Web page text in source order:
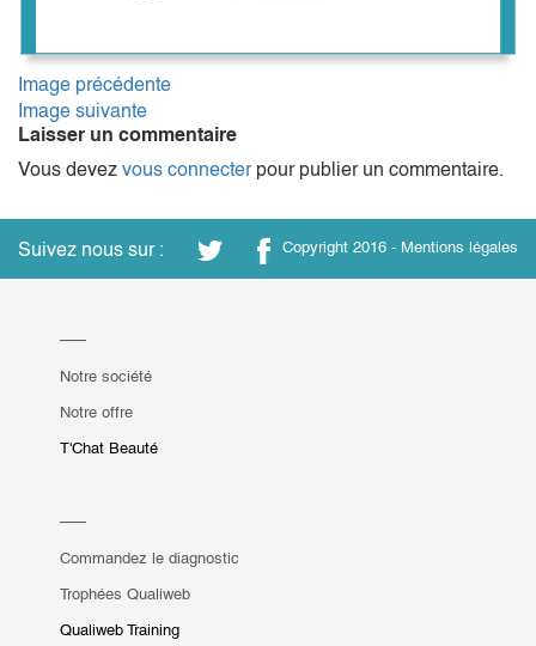
Image précédente
Image suivante
Laisser un commentaire
Vous devez vous connecterpour publier un commentaire.
Suivez nous sur : Copyright 2016 - Mentions légales
Notre société
Notre offre
T'Chat Beauté
Commandez le diagnostic
Trophées Qualiweb
Qualiweb Training